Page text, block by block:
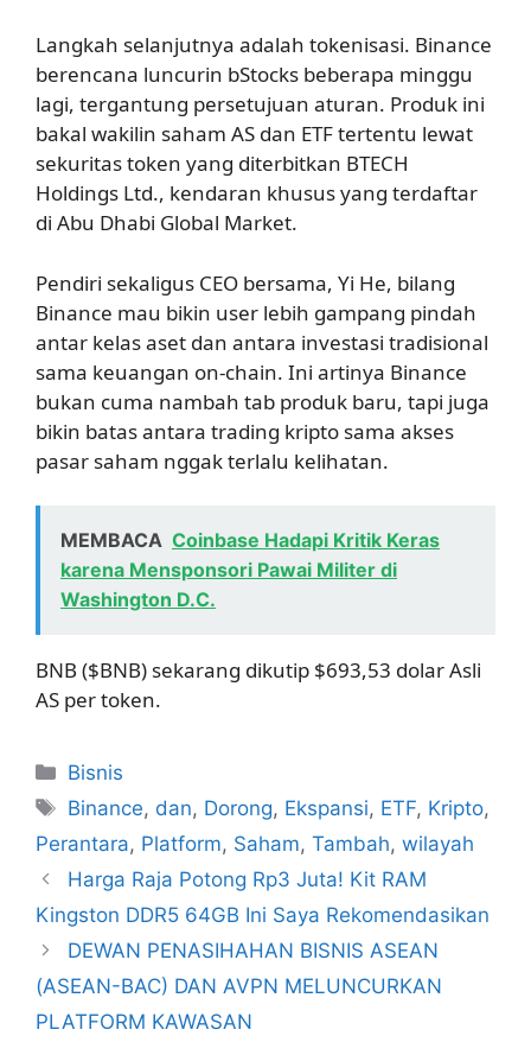
Langkah selanjutnya adalah tokenisasi. Binance
berencana luncurin bStocks beberapa minggu
lagi, tergantung persetujuan aturan. Produk ini
bakal wakilin saham AS dan ETF tertentu lewat
sekuritas token yang diterbitkan BTECH
Holdings Ltd., kendaran khusus yang terdaftar
di Abu Dhabi Global Market.
Pendiri sekaligus CEO bersama, Yi He, bilang
Binance mau bikin user lebih gampang pindah
antar kelas aset dan antara investasi tradisional
sama keuangan on-chain. Ini artinya Binance
bukan cuma nambah tab produk baru, tapi juga
bikin batas antara trading kripto sama akses
pasar saham nggak terlalu kelihatan.
MEMBACA Coinbase Hadapi Kritik Keras
karena Mensponsori Pawai Militer di
Washington D.C.
BNB ($BNB) sekarang dikutip $693,53 dolar Asli
AS per token.
Kategori
Bisnis
Tag
Binance, dan, Dorong, Ekspansi, ETF, Kripto,
Perantara, Platform, Saham, Tambah, wilayah
Harga Raja Potong Rp3 Juta! Kit RAM
Kingston DDR5 64GB Ini Saya Rekomendasikan
DEWAN PENASIHAHAN BISNIS ASEAN
(ASEAN-BAC) DAN AVPN MELUNCURKAN
PLATFORM KAWASAN